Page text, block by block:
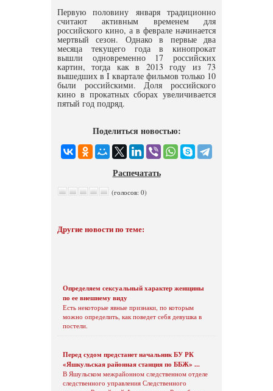
Первую половину января традиционно
считают активным временем для
российского кино, а в феврале начинается
мертвый сезон. Однако в первые два
месяца текущего года в кинопрокат
вышли одновременно 17 российских
картин, тогда как в 2013 году из 73
вышедших в I квартале фильмов только 10
были российскими. Доля российского
кино в прокатных сборах увеличивается
пятый год подряд.
Поделиться новостью:
Распечатать
(голосов: 0)
Другие новости по теме:
Определяем сексуальный характер женщины
по ее внешнему виду
Есть некоторые явные признаки, по которым
можно определить, как поведет себя девушка в
постели.
Перед судом предстанет начальник БУ РК
«Яшкульская районная станция по ББЖ» ...
В Яшульском межрайонном следственном отделе
следственного управления Следственного